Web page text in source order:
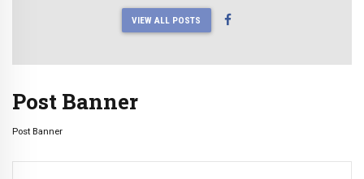
VIEW ALL POSTS
Post Banner
Post Banner